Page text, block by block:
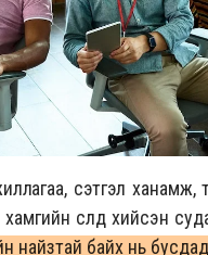
сэтгэл ханамж,
сүүлд хийсэн
найзтай байх нь